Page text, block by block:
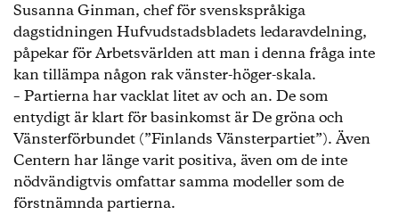
Susanna Ginman, chef för svenskspråkiga
dagstidningen Hufvudstadsbladets ledaravdelning,
påpekar för Arbetsvärlden att man i denna fråga inte
kan tillämpa någon rak vänster-höger-skala.
– Partierna har vacklat litet av och an. De som
entydigt är klart för basinkomst är De gröna och
Vänsterförbundet (”Finlands Vänsterpartiet”). Även
Centern har länge varit positiva, även om de inte
nödvändigtvis omfattar samma modeller som de
förstnämnda partierna.